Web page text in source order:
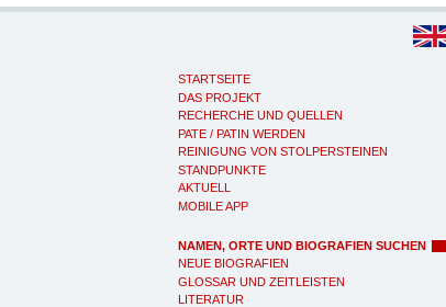
STARTSEITE
DAS PROJEKT
RECHERCHE UND QUELLEN
PATE / PATIN WERDEN
REINIGUNG VON STOLPERSTEINEN
STANDPUNKTE
AKTUELL
MOBILE APP
NAMEN, ORTE UND BIOGRAFIEN SUCHEN
NEUE BIOGRAFIEN
GLOSSAR UND ZEITLEISTEN
LITERATUR